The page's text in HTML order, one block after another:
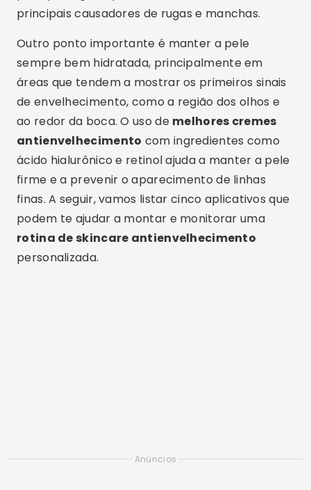
principais causadores de rugas e manchas.
Outro ponto importante é manter a pele
sempre bem hidratada, principalmente em
áreas que tendem a mostrar os primeiros sinais
de envelhecimento, como a região dos olhos e
ao redor da boca. O uso de melhores cremes
antienvelhecimento com ingredientes como
ácido hialurônico e retinol ajuda a manter a pele
firme e a prevenir o aparecimento de linhas
finas. A seguir, vamos listar cinco aplicativos que
podem te ajudar a montar e monitorar uma
rotina de skincare antienvelhecimento
personalizada.
Anúncios